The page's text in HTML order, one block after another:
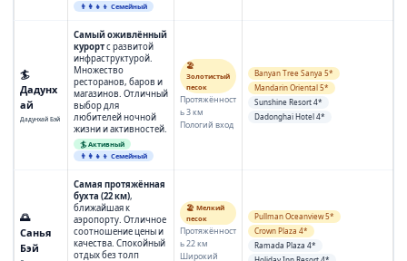
👨‍👩‍👧‍👦 Семейный
🏄
Дадунх
ай
Дадунхай Бэй
Самый оживлённый
курортс развитой
инфраструктурой.
Множество
ресторанов, баров и
магазинов. Отличный
выбор для
любителей ночной
жизни и активностей.
🏄 Активный
👨‍👩‍👧‍👦 Семейный
🏖️
Золотистый
песок
Протяжённост
ь 3 км
Пологий вход
Banyan Tree Sanya 5*
Mandarin Oriental 5*
Sunshine Resort 4*
Dadonghai Hotel 4*
🌅
Санья
Бэй
Самая протяжённая
бухта (22 км),
ближайшая к
аэропорту. Отличное
соотношение цены и
качества. Спокойный
отдых без толп
🏖️ Мелкий
песок
Протяжённост
ь 22 км
Широкий
Pullman Oceanview 5*
Crown Plaza 4*
Ramada Plaza 4*